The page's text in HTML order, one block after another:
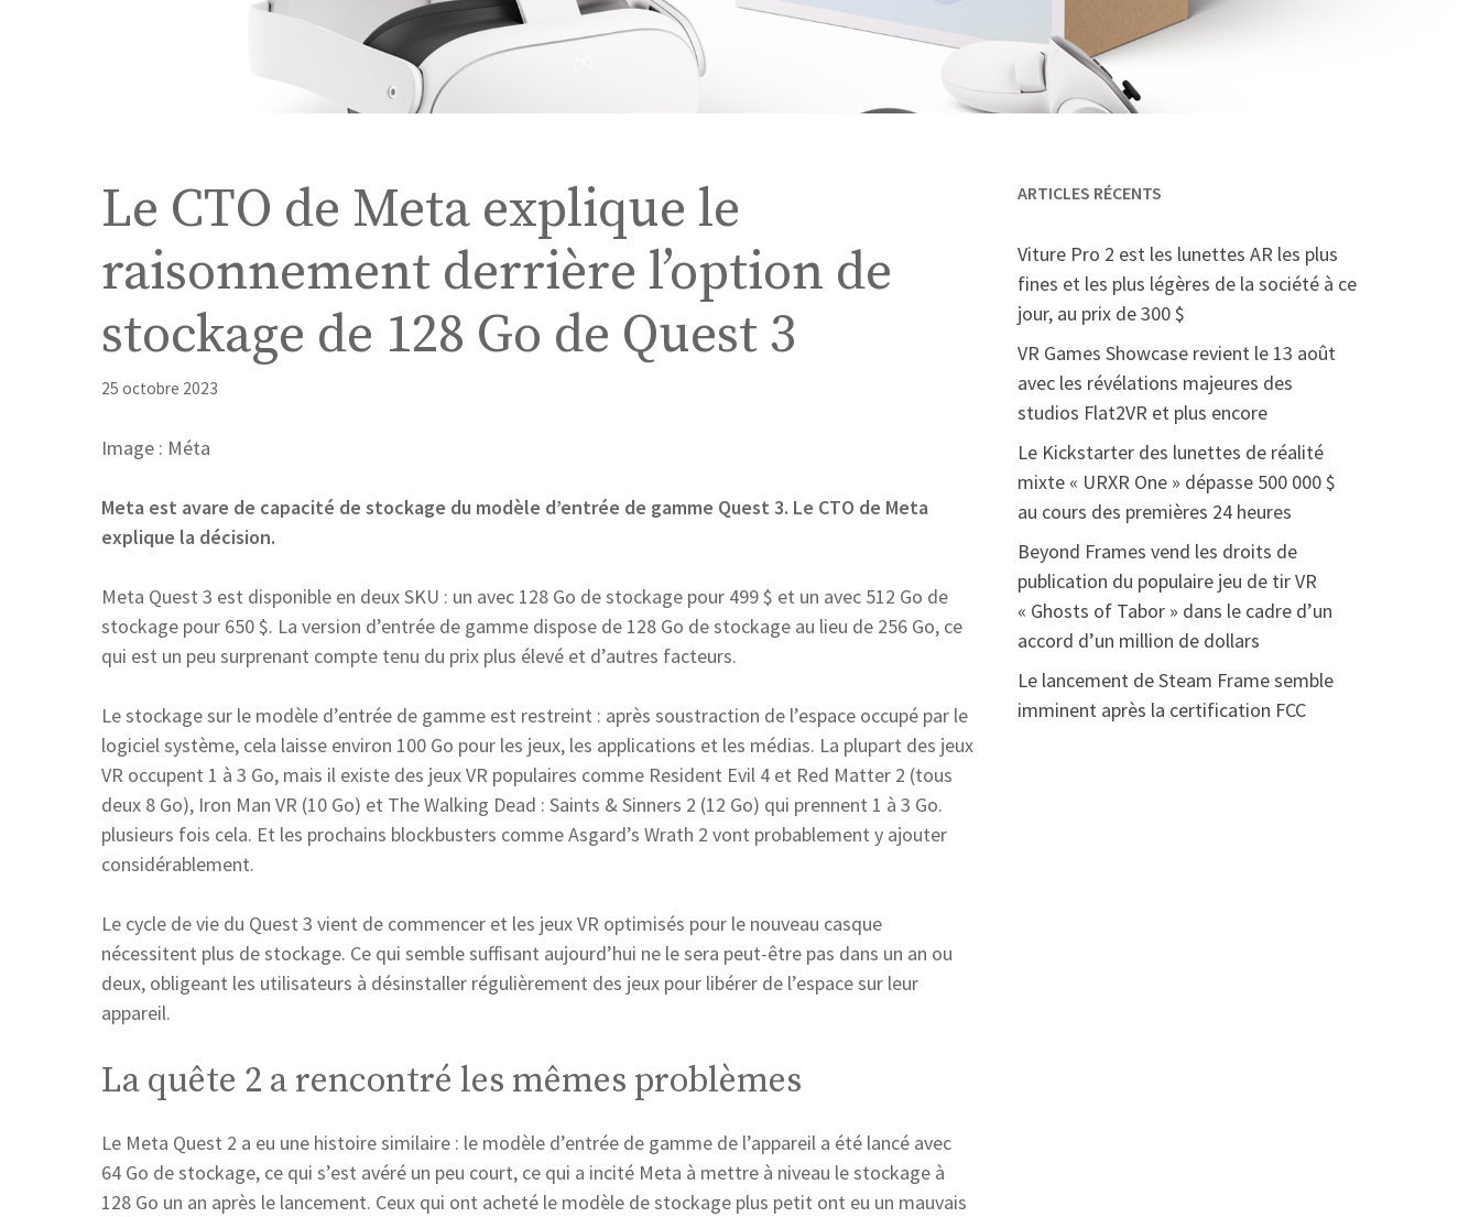
Le CTO de Meta explique le
raisonnement derrière l’option de
stockage de 128 Go de Quest 3
25 octobre 2023
Image : Méta
Meta est avare de capacité de stockage du modèle d’entrée de gamme Quest 3. Le CTO de Meta
explique la décision.
Meta Quest 3 est disponible en deux SKU : un avec 128 Go de stockage pour 499 $ et un avec 512 Go de
stockage pour 650 $. La version d’entrée de gamme dispose de 128 Go de stockage au lieu de 256 Go, ce
qui est un peu surprenant compte tenu du prix plus élevé et d’autres facteurs.
Le stockage sur le modèle d’entrée de gamme est restreint : après soustraction de l’espace occupé par le
logiciel système, cela laisse environ 100 Go pour les jeux, les applications et les médias. La plupart des jeux
VR occupent 1 à 3 Go, mais il existe des jeux VR populaires comme Resident Evil 4 et Red Matter 2 (tous
deux 8 Go), Iron Man VR (10 Go) et The Walking Dead : Saints & Sinners 2 (12 Go) qui prennent 1 à 3 Go.
plusieurs fois cela. Et les prochains blockbusters comme Asgard’s Wrath 2 vont probablement y ajouter
considérablement.
Le cycle de vie du Quest 3 vient de commencer et les jeux VR optimisés pour le nouveau casque
nécessitent plus de stockage. Ce qui semble suffisant aujourd’hui ne le sera peut-être pas dans un an ou
deux, obligeant les utilisateurs à désinstaller régulièrement des jeux pour libérer de l’espace sur leur
appareil.
La quête 2 a rencontré les mêmes problèmes
Le Meta Quest 2 a eu une histoire similaire : le modèle d’entrée de gamme de l’appareil a été lancé avec
64 Go de stockage, ce qui s’est avéré un peu court, ce qui a incité Meta à mettre à niveau le stockage à
128 Go un an après le lancement. Ceux qui ont acheté le modèle de stockage plus petit ont eu un mauvais
ARTICLES RÉCENTS
Viture Pro 2 est les lunettes AR les plus
fines et les plus légères de la société à ce
jour, au prix de 300 $
VR Games Showcase revient le 13 août
avec les révélations majeures des
studios Flat2VR et plus encore
Le Kickstarter des lunettes de réalité
mixte « URXR One » dépasse 500 000 $
au cours des premières 24 heures
Beyond Frames vend les droits de
publication du populaire jeu de tir VR
« Ghosts of Tabor » dans le cadre d’un
accord d’un million de dollars
Le lancement de Steam Frame semble
imminent après la certification FCC